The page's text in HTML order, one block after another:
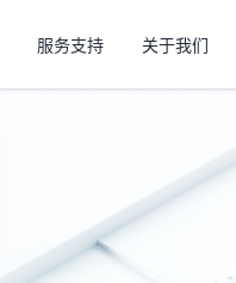
服务支持 关于我们